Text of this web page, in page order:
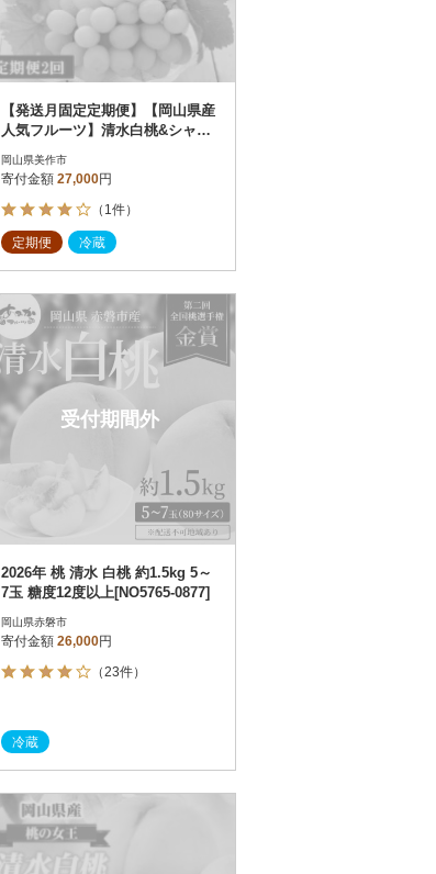
【発送月固定定期便】【岡山県産
人気フルーツ】清水白桃&シャイ
岡山県美作市
寄付金額 27,000円
（1件）
定期便 冷蔵
受付期間外
2026年 桃 清水 白桃 約1.5kg 5～
7玉 糖度12度以上[NO5765-0877]
岡山県赤磐市
寄付金額 26,000円
（23件）
冷蔵